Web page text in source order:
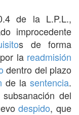
de la L.P.L.,
improcedente
s de forma
la readmisión
dentro del plazo
de la sentencia.
del
despido, que